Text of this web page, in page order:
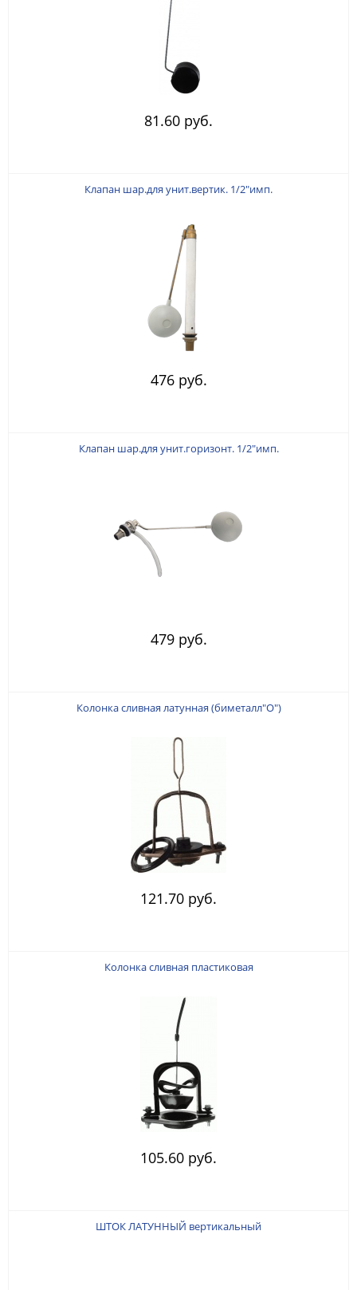
81.60 руб.
Клапан шар.для унит.вертик. 1/2"имп.
476 руб.
Клапан шар.для унит.горизонт. 1/2"имп.
479 руб.
Колонка сливная латунная (биметалл"О")
121.70 руб.
Колонка сливная пластиковая
105.60 руб.
ШТОК ЛАТУННЫЙ вертикальный